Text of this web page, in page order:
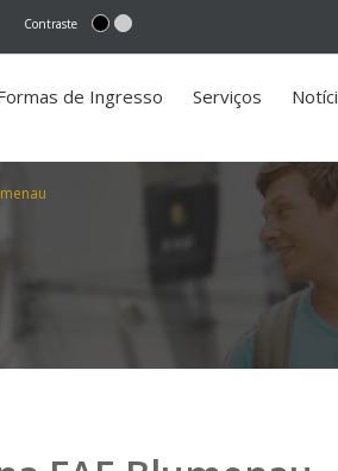
Contraste
de Ingresso Serviços